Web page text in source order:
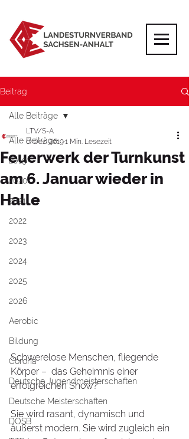
Beitrag
Alle Beiträge
2019
2020
2021
2022
2023
2024
2025
2026
Aerobic
Bildung
Corona
Deutsche Jugendmeisterschaften
Deutsche Meisterschaften
DOSB
Alle Beiträge
Feuerwerk der Turnkunst
am 6. Januar wieder in
Halle
LTV/S-A
6. Dez. 20191 Min. Lesezeit
Schwerelose Menschen, fliegende
Körper –  das Geheimnis einer
erfolgreichen Show?
Sie wird rasant, dynamisch und
äußerst modern. Sie wird zugleich ein